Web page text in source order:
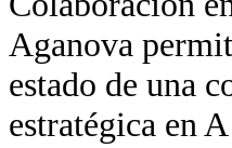
Aganova
estado de una
estratégica en